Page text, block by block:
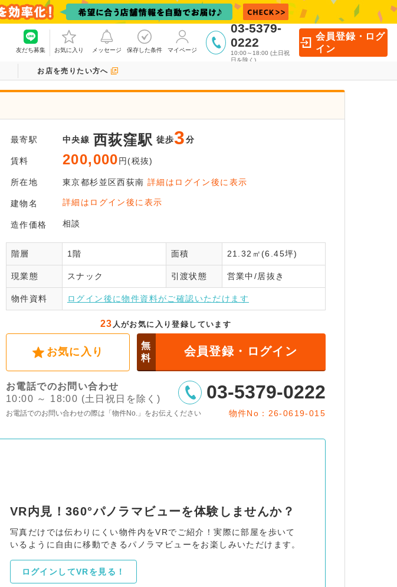
友だち募集 お気に入り メッセージ 保存した条件 マイページ
03-5379-
0222
10:00～18:00 (土日祝
日を除く)
会員登録・ログ
イン
お店を売りたい方へ
会員登録後
全てご覧いただけます！
ログインはこちら
最寄駅 中央線 西荻窪駅 徒歩3分
賃料 200,000円(税抜)
所在地 東京都杉並区西荻南詳細はログイン後に表示
建物名 詳細はログイン後に表示
造作価格 相談
階層 1階 面積 21.32㎡(6.45坪)
現業態 スナック 引渡状態 営業中/居抜き
物件資料 ログイン後に物件資料がご確認いただけます
23 人がお気に入り登録しています
お気に入り
無
料
会員登録・ログイン
お電話でのお問い合わせ
10:00 ～ 18:00 (土日祝日を除く)
03-5379-0222
お電話でのお問い合わせの際は「物件No.」をお伝えください 物件No：26-0619-015
VR内見！360°パノラマビューを体験しませんか？
写真だけでは伝わりにくい物件内をVRでご紹介！実際に部屋を歩いて
いるように自由に移動できるパノラマビューをお楽しみいただけます。
ログインしてVRを見る！